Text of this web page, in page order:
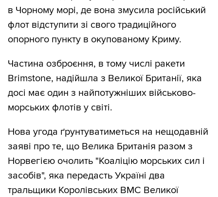
в Чорному морі, де вона змусила російський
флот відступити зі свого традиційного
опорного пункту в окупованому Криму.
Частина озброєння, в тому числі ракети
Brimstone, надійшла з Великої Британії, яка
досі має один з найпотужніших військово-
морських флотів у світі.
Нова угода ґрунтуватиметься на нещодавній
заяві про те, що Велика Британія разом з
Норвегією очолить "Коаліцію морських сил і
засобів", яка передасть Україні два
тральщики Королівських ВМС Великої